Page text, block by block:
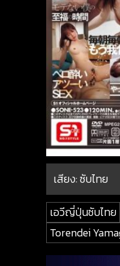
เสียง: ซับไทย
เอวีญี่ปุ่นซับไทย
Torendei